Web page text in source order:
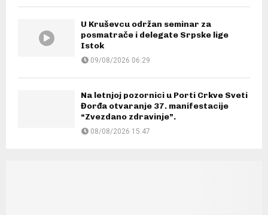
U Kruševcu održan seminar za
posmatrače i delegate Srpske lige
Istok
09/08/2026 06:29
Na letnjoj pozornici u Porti Crkve Sveti
Đorđa otvaranje 37. manifestacije
“Zvezdano zdravinje”.
08/08/2026 15:47